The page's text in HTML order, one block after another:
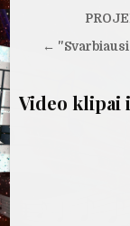
tarp
←
Video klipai